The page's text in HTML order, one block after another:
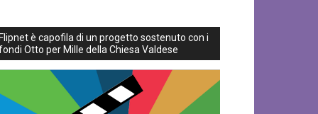
Flipnet è capofila di un progetto sostenuto con i
Otto per Mille della Chiesa Valdese